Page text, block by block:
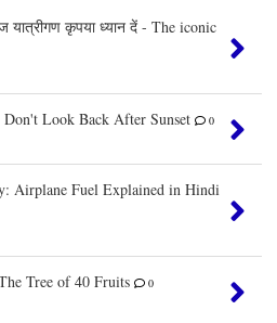
यात्रीगण कृपया ध्यान दें - The iconic
Look Back After Sunset
0
Airplane Fuel Explained in Hindi
Tree of 40 Fruits
0